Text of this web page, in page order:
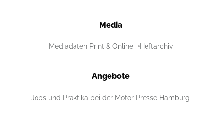
Media
Mediadaten Print & Online Heftarchiv
Angebote
Jobs und Praktika bei der Motor Presse Hamburg